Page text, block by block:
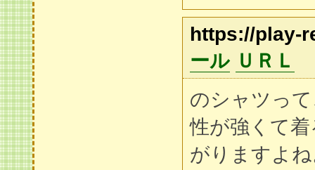
https://play-
ール ＵＲＬ
のシャツっ
性が強くて
がりますよ